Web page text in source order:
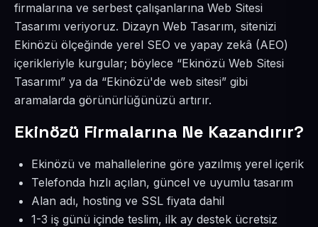
firmalarına ve serbest çalışanlarına Web Sitesi
Tasarımı veriyoruz. Dizayn Web Tasarım, sitenizi
Ekinözü ölçeğinde yerel SEO ve yapay zekâ (AEO)
içerikleriyle kurgular; böylece “Ekinözü Web Sitesi
Tasarımı” ya da “Ekinözü'de web sitesi” gibi
aramalarda görünürlüğünüzü artırır.
Ekinözü Firmalarına Ne Kazandırır?
Ekinözü ve mahallelerine göre yazılmış yerel içerik
Telefonda hızlı açılan, güncel ve uyumlu tasarım
Alan adı, hosting ve SSL fiyata dahil
1-3 iş günü içinde teslim, ilk ay destek ücretsiz